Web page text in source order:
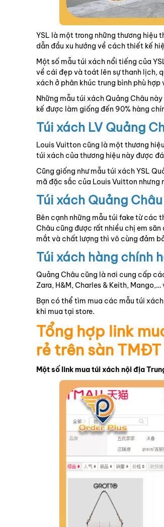
YSL là một trong những thương hiệu
dẫn đầu xu hướng về cách thiết kế
Một số mẫu túi xách nổi tiếng của
về cái đẹp và toát lên sự thanh lịch,
xách ở phân khúc trung bình phù
Những mẫu túi xách Quảng Châu
kế được làm giống đến 90% hàng
Túi xách LV Quảng
Louis Vuitton cũng là một thương
túi xách của thương hiệu này được
Cũng giống như mẫu túi xách YSL
mã đặc sắc của Louis Vuitton nhưng
Túi xách Quảng
Bên cạnh những mẫu túi fake từ các
Châu cũng được rất nhiều chị em
mắt và chất lượng thì vô cùng đảm
Túi xách hàng chính
Quảng Châu cũng là nơi cung cấp
Zara, H&M, Charles & Keith,
Bạn có thể tìm mua các mẫu túi
khi mua tại store.
Tổng hợp link
rẻ trên sàn TMĐT
Một số link mua túi xách nội địa